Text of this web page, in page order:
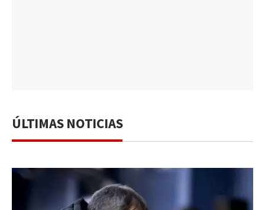
ÚLTIMAS NOTICIAS